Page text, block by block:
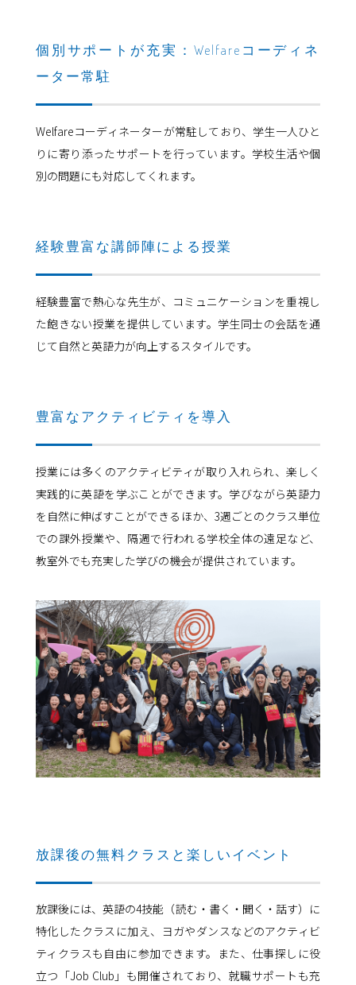
個別サポートが充実：Welfareコーディネ
ーター常駐
Welfareコーディネーターが常駐しており、学生一人ひと
りに寄り添ったサポートを行っています。学校生活や個
別の問題にも対応してくれます。
経験豊富な講師陣による授業
経験豊富で熱心な先生が、コミュニケーションを重視し
た飽きない授業を提供しています。学生同士の会話を通
じて自然と英語力が向上するスタイルです。
豊富なアクティビティを導入
授業には多くのアクティビティが取り入れられ、楽しく
実践的に英語を学ぶことができます。学びながら英語力
を自然に伸ばすことができるほか、3週ごとのクラス単位
での課外授業や、隔週で行われる学校全体の遠足など、
教室外でも充実した学びの機会が提供されています。
放課後の無料クラスと楽しいイベント
放課後には、英語の4技能（読む・書く・聞く・話す）に
特化したクラスに加え、ヨガやダンスなどのアクティビ
ティクラスも自由に参加できます。また、仕事探しに役
立つ「Job Club」も開催されており、就職サポートも充